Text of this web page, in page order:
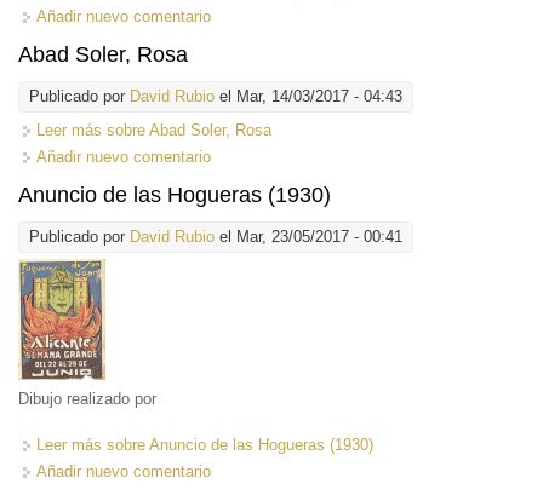
Añadir nuevo comentario
Abad Soler, Rosa
Publicado por David Rubio el Mar, 14/03/2017 - 04:43
Leer más sobre Abad Soler, Rosa
Añadir nuevo comentario
Anuncio de las Hogueras (1930)
Publicado por David Rubio el Mar, 23/05/2017 - 00:41
Dibujo realizado por
Leer más sobre Anuncio de las Hogueras (1930)
Añadir nuevo comentario